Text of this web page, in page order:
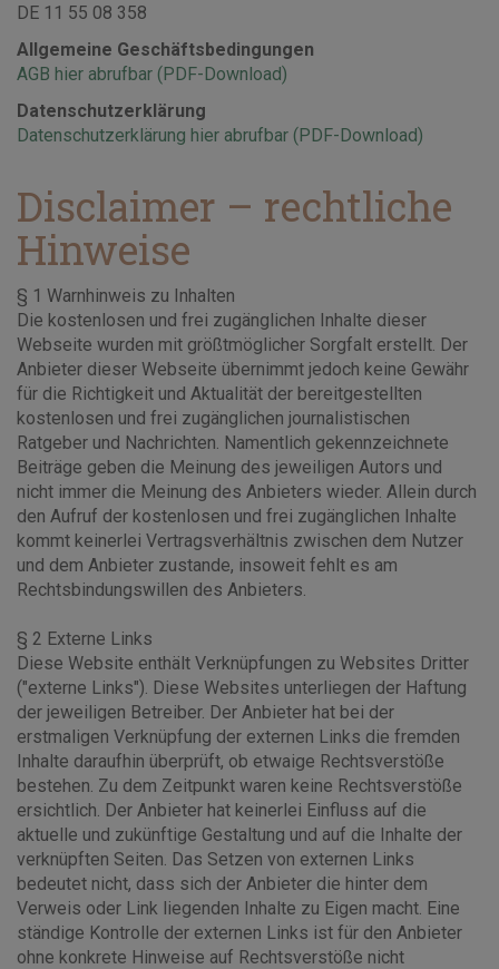
DE 11 55 08 358
Allgemeine Geschäftsbedingungen
AGB hier abrufbar (PDF-Download)
Datenschutzerklärung
Datenschutzerklärung hier abrufbar (PDF-Download)
Disclaimer – rechtliche
Hinweise
§ 1 Warnhinweis zu Inhalten
Die kostenlosen und frei zugänglichen Inhalte dieser
Webseite wurden mit größtmöglicher Sorgfalt erstellt. Der
Anbieter dieser Webseite übernimmt jedoch keine Gewähr
für die Richtigkeit und Aktualität der bereitgestellten
kostenlosen und frei zugänglichen journalistischen
Ratgeber und Nachrichten. Namentlich gekennzeichnete
Beiträge geben die Meinung des jeweiligen Autors und
nicht immer die Meinung des Anbieters wieder. Allein durch
den Aufruf der kostenlosen und frei zugänglichen Inhalte
kommt keinerlei Vertragsverhältnis zwischen dem Nutzer
und dem Anbieter zustande, insoweit fehlt es am
Rechtsbindungswillen des Anbieters.
§ 2 Externe Links
Diese Website enthält Verknüpfungen zu Websites Dritter
("externe Links"). Diese Websites unterliegen der Haftung
der jeweiligen Betreiber. Der Anbieter hat bei der
erstmaligen Verknüpfung der externen Links die fremden
Inhalte daraufhin überprüft, ob etwaige Rechtsverstöße
bestehen. Zu dem Zeitpunkt waren keine Rechtsverstöße
ersichtlich. Der Anbieter hat keinerlei Einfluss auf die
aktuelle und zukünftige Gestaltung und auf die Inhalte der
verknüpften Seiten. Das Setzen von externen Links
bedeutet nicht, dass sich der Anbieter die hinter dem
Verweis oder Link liegenden Inhalte zu Eigen macht. Eine
ständige Kontrolle der externen Links ist für den Anbieter
ohne konkrete Hinweise auf Rechtsverstöße nicht